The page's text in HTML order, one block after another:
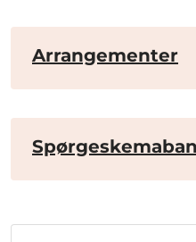
Arrangementer